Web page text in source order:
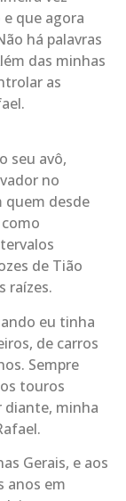
que agora
há palavras
das minhas
as
seu avô,
no
quem desde
de Tião
raízes.
eu tinha
de carros
Sempre
touros
diante, minha
Gerais, e aos
anos em